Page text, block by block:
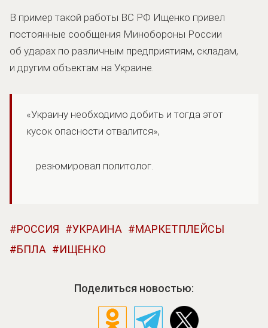
В пример такой работы ВС РФ Ищенко привел
постоянные сообщения Минобороны России
об ударах по различным предприятиям, складам,
и другим объектам на Украине.
«Украину необходимо добить и тогда этот
кусок опасности отвалится»,
резюмировал политолог.
РОССИЯ УКРАИНА
МАРКЕТПЛЕЙСЫ
БПЛА
ИЩЕНКО
Поделиться новостью: